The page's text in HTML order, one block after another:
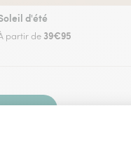
d'été
partir de 39€95
fleurs